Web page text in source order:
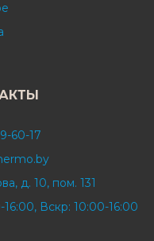
60-17
д. 10, пом. 131
Вскр: 10:00-16:00